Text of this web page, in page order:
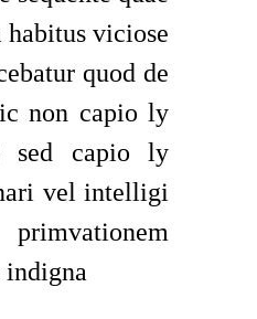
viciose
quod de
non capio ly
sed capio ly
vel intelligi
indigna